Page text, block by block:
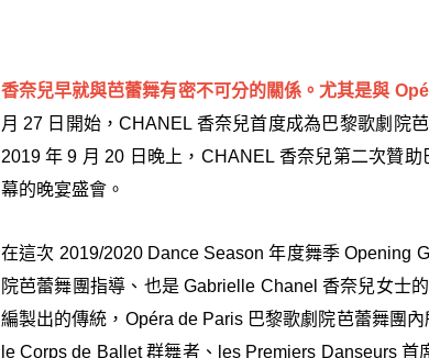
香奈兒早就與芭蕾舞有密不可分的關係。尤其是與
月 27 日開始，CHANEL 香奈兒首度成為巴黎歌劇院
2019 年 9 月 20 日晚上，CHANEL 香奈兒第二次贊
幕的晚宴盛會。
在這次 2019/2020 Dance Season 年度舞季 Opening
院芭蕾舞團指導、也是 Gabrielle Chanel 香奈兒女士
編製出的傳統，Opéra de Paris 巴黎歌劇院芭蕾舞團
le Corps de Ballet 群舞者、les Premiers Danseurs